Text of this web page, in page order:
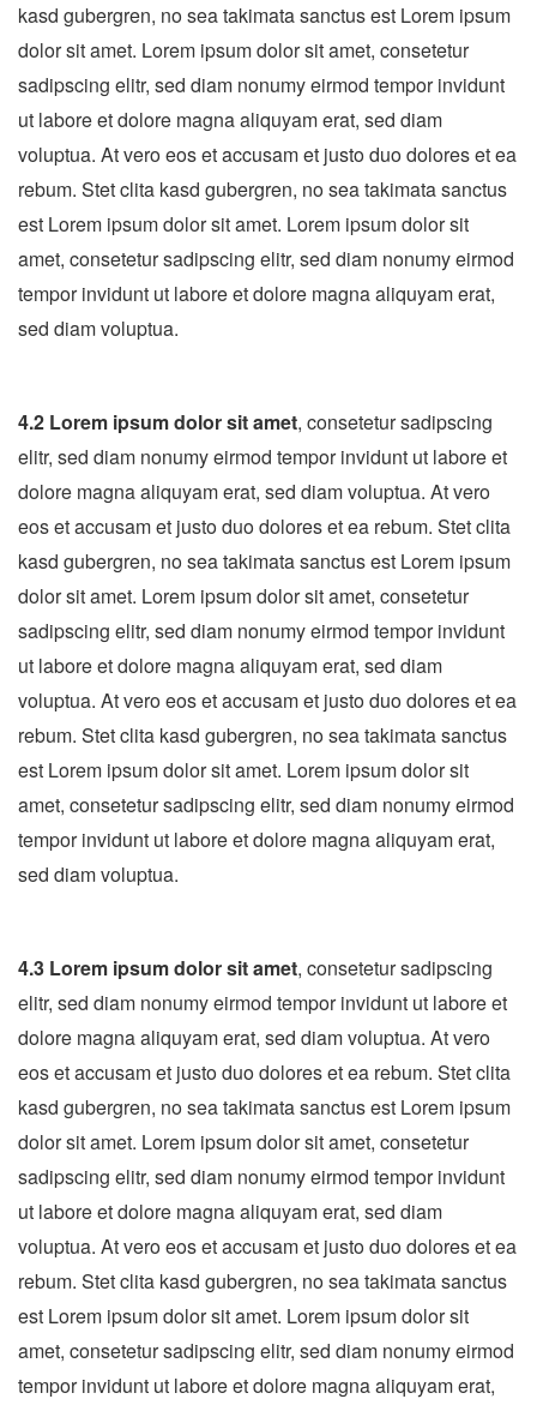
kasd gubergren, no sea takimata sanctus est Lorem ipsum
dolor sit amet. Lorem ipsum dolor sit amet, consetetur
sadipscing elitr, sed diam nonumy eirmod tempor invidunt
ut labore et dolore magna aliquyam erat, sed diam
voluptua. At vero eos et accusam et justo duo dolores et ea
rebum. Stet clita kasd gubergren, no sea takimata sanctus
est Lorem ipsum dolor sit amet. Lorem ipsum dolor sit
amet, consetetur sadipscing elitr, sed diam nonumy eirmod
tempor invidunt ut labore et dolore magna aliquyam erat,
sed diam voluptua.
4.2 Lorem ipsum dolor sit amet, consetetur sadipscing
elitr, sed diam nonumy eirmod tempor invidunt ut labore et
dolore magna aliquyam erat, sed diam voluptua. At vero
eos et accusam et justo duo dolores et ea rebum. Stet clita
kasd gubergren, no sea takimata sanctus est Lorem ipsum
dolor sit amet. Lorem ipsum dolor sit amet, consetetur
sadipscing elitr, sed diam nonumy eirmod tempor invidunt
ut labore et dolore magna aliquyam erat, sed diam
voluptua. At vero eos et accusam et justo duo dolores et ea
rebum. Stet clita kasd gubergren, no sea takimata sanctus
est Lorem ipsum dolor sit amet. Lorem ipsum dolor sit
amet, consetetur sadipscing elitr, sed diam nonumy eirmod
tempor invidunt ut labore et dolore magna aliquyam erat,
sed diam voluptua.
4.3 Lorem ipsum dolor sit amet, consetetur sadipscing
elitr, sed diam nonumy eirmod tempor invidunt ut labore et
dolore magna aliquyam erat, sed diam voluptua. At vero
eos et accusam et justo duo dolores et ea rebum. Stet clita
kasd gubergren, no sea takimata sanctus est Lorem ipsum
dolor sit amet. Lorem ipsum dolor sit amet, consetetur
sadipscing elitr, sed diam nonumy eirmod tempor invidunt
ut labore et dolore magna aliquyam erat, sed diam
voluptua. At vero eos et accusam et justo duo dolores et ea
rebum. Stet clita kasd gubergren, no sea takimata sanctus
est Lorem ipsum dolor sit amet. Lorem ipsum dolor sit
amet, consetetur sadipscing elitr, sed diam nonumy eirmod
tempor invidunt ut labore et dolore magna aliquyam erat,